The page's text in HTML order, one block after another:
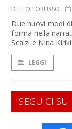
DI LEO LORUSSO
Due nuovi modi
forma nella
Scalzi e Nina
LEGGI
SEGUICI SU